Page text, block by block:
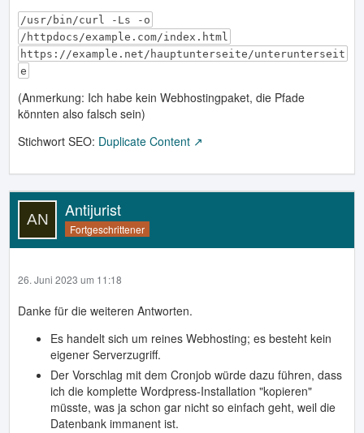
/usr/bin/curl -Ls -o
/httpdocs/example.com/index.html
https://example.net/hauptunterseite/unterunterseit
e
(Anmerkung: Ich habe kein Webhostingpaket, die Pfade
könnten also falsch sein)
Stichwort SEO: Duplicate Content
Antijurist
Fortgeschrittener
26. Juni 2023 um 11:18
Danke für die weiteren Antworten.
Es handelt sich um reines Webhosting; es besteht kein
eigener Serverzugriff.
Der Vorschlag mit dem Cronjob würde dazu führen, dass
ich die komplette Wordpress-Installation "kopieren"
müsste, was ja schon gar nicht so einfach geht, weil die
Datenbank immanent ist.